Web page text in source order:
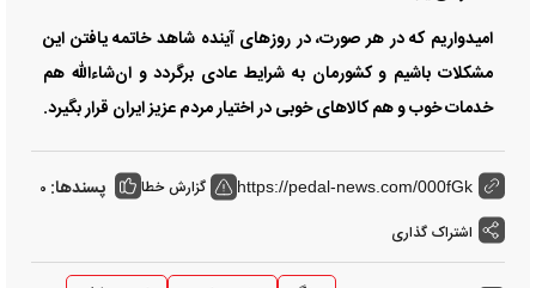
امیدواریم که در هر صورت، در روز‌های آینده شاهد خاتمه یافتن این
مشکلات باشیم و کشورمان به شرایط عادی برگردد و ان‌شاءالله هم
خدمات خوب و هم کالا‌های خوبی در اختیار مردم عزیز ایران قرار بگیرد.
https://pedal-news.com/000fGk گزارش خطا پسندها: 0
اشتراک گذاری